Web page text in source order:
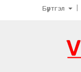
Бүртгэл